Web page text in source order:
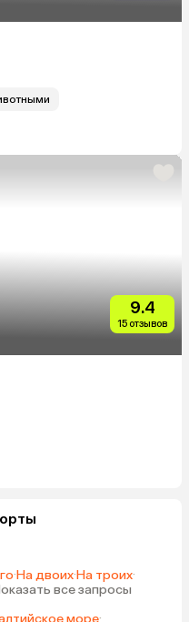
9.4
15 отзывов
·На двоих·На троих·
все запросы
море·